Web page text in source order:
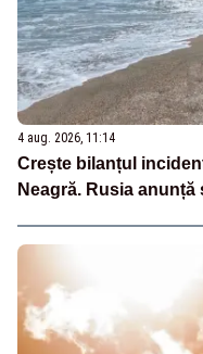
4 aug. 2026, 11:14
Crește bilanțul
Neagră. Rusia